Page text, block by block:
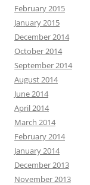
February 2015
January 2015
December 2014
October 2014
September 2014
August 2014
June 2014
April 2014
March 2014
February 2014
January 2014
December 2013
November 2013